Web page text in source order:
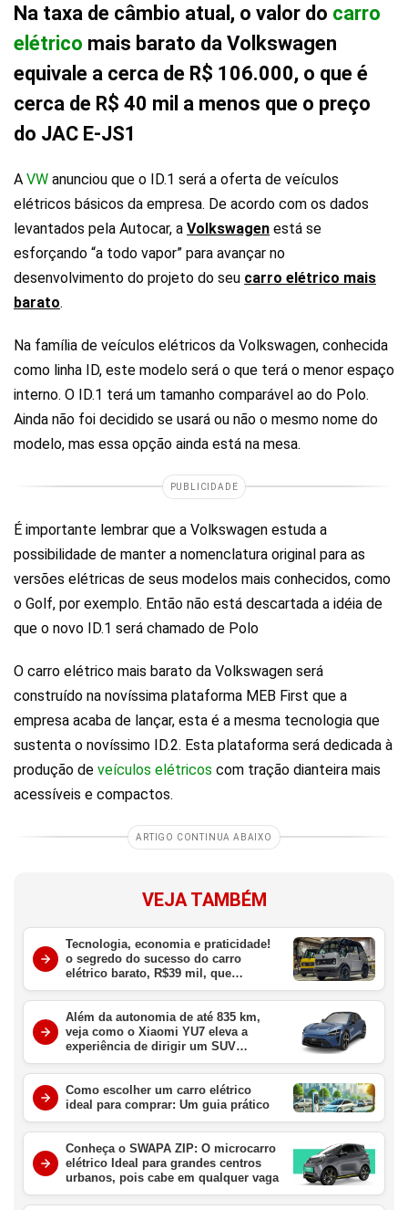
Na taxa de câmbio atual, o valor do carro
elétrico mais barato da Volkswagen
equivale a cerca de R$ 106.000, o que é
cerca de R$ 40 mil a menos que o preço
do JAC E-JS1
A VW anunciou que o ID.1 será a oferta de veículos
elétricos básicos da empresa. De acordo com os dados
levantados pela Autocar, a Volkswagen está se
esforçando “a todo vapor” para avançar no
desenvolvimento do projeto do seu carro elétrico mais
barato.
Na família de veículos elétricos da Volkswagen, conhecida
como linha ID, este modelo será o que terá o menor espaço
interno. O ID.1 terá um tamanho comparável ao do Polo.
Ainda não foi decidido se usará ou não o mesmo nome do
modelo, mas essa opção ainda está na mesa.
PUBLICIDADE
É importante lembrar que a Volkswagen estuda a
possibilidade de manter a nomenclatura original para as
versões elétricas de seus modelos mais conhecidos, como
o Golf, por exemplo. Então não está descartada a idéia de
que o novo ID.1 será chamado de Polo
O carro elétrico mais barato da Volkswagen será
construído na novíssima plataforma MEB First que a
empresa acaba de lançar, esta é a mesma tecnologia que
sustenta o novíssimo ID.2. Esta plataforma será dedicada à
produção de veículos elétricos com tração dianteira mais
acessíveis e compactos.
ARTIGO CONTINUA ABAIXO
VEJA TAMBÉM
Tecnologia, economia e praticidade!
o segredo do sucesso do carro
elétrico barato, R$39 mil, que
conquistou o Japão
Além da autonomia de até 835 km,
veja como o Xiaomi YU7 eleva a
experiência de dirigir um SUV
elétrico
Como escolher um carro elétrico
ideal para comprar: Um guia prático
Conheça o SWAPA ZIP: O microcarro
elétrico Ideal para grandes centros
urbanos, pois cabe em qualquer vaga